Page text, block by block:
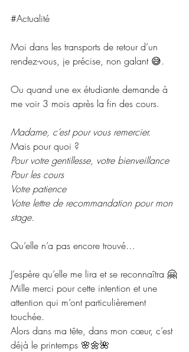
#Actualité
Moi dans les transports de retour d’un
rendez-vous, je précise, non galant 😅.
Ou quand une ex étudiante demande à
me voir 3 mois après la fin des cours.
Madame, c’est pour vous remercier.
Mais pour quoi ?
Pour votre gentillesse, votre bienveillance
Pour les cours
Votre patience
Votre lettre de recommandation pour mon
stage.
Qu’elle n’a pas encore trouvé…
J’espère qu’elle me lira et se reconnaîtra 🤗
Mille merci pour cette intention et une
attention qui m’ont particulièrement
touchée.
Alors dans ma tête, dans mon cœur, c’est
déjà le printemps 🌸🌼🌺